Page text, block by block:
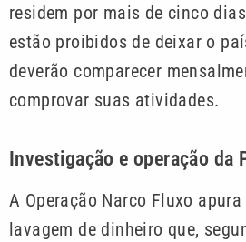
residem por mais de cinco
estão proibidos de deixar o
deverão comparecer
comprovar suas atividades.
Investigação e operação da
A Operação Narco Fluxo
lavagem de dinheiro que,